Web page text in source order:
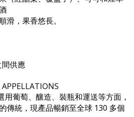
滑，果香悠長。
間供應
葡萄、釀造、裝瓶和運送等方面，
傳統，現產品暢銷至全球 130 多個